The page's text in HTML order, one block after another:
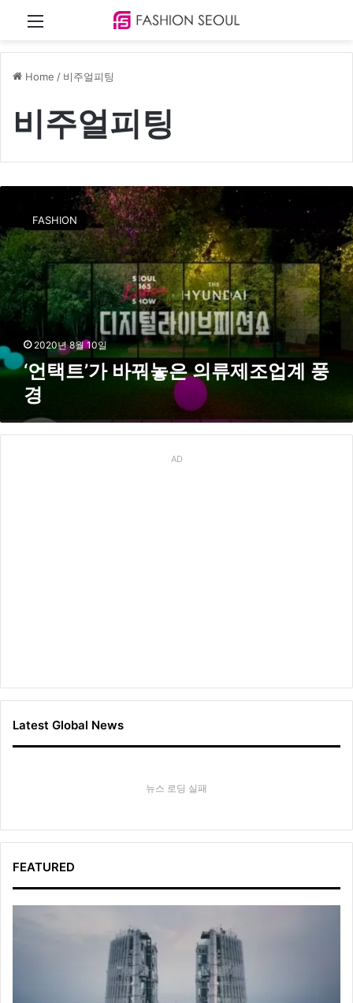
Home / 비주얼피팅
비주얼피팅
택
트
’
가
바
꿔
은
의
류
업
FASHION
2020년 8월 10일
‘언택트’가 바꿔놓은 의류제조업계 풍
경
AD
Latest Global News
뉴스 로딩 실패
FEATURED